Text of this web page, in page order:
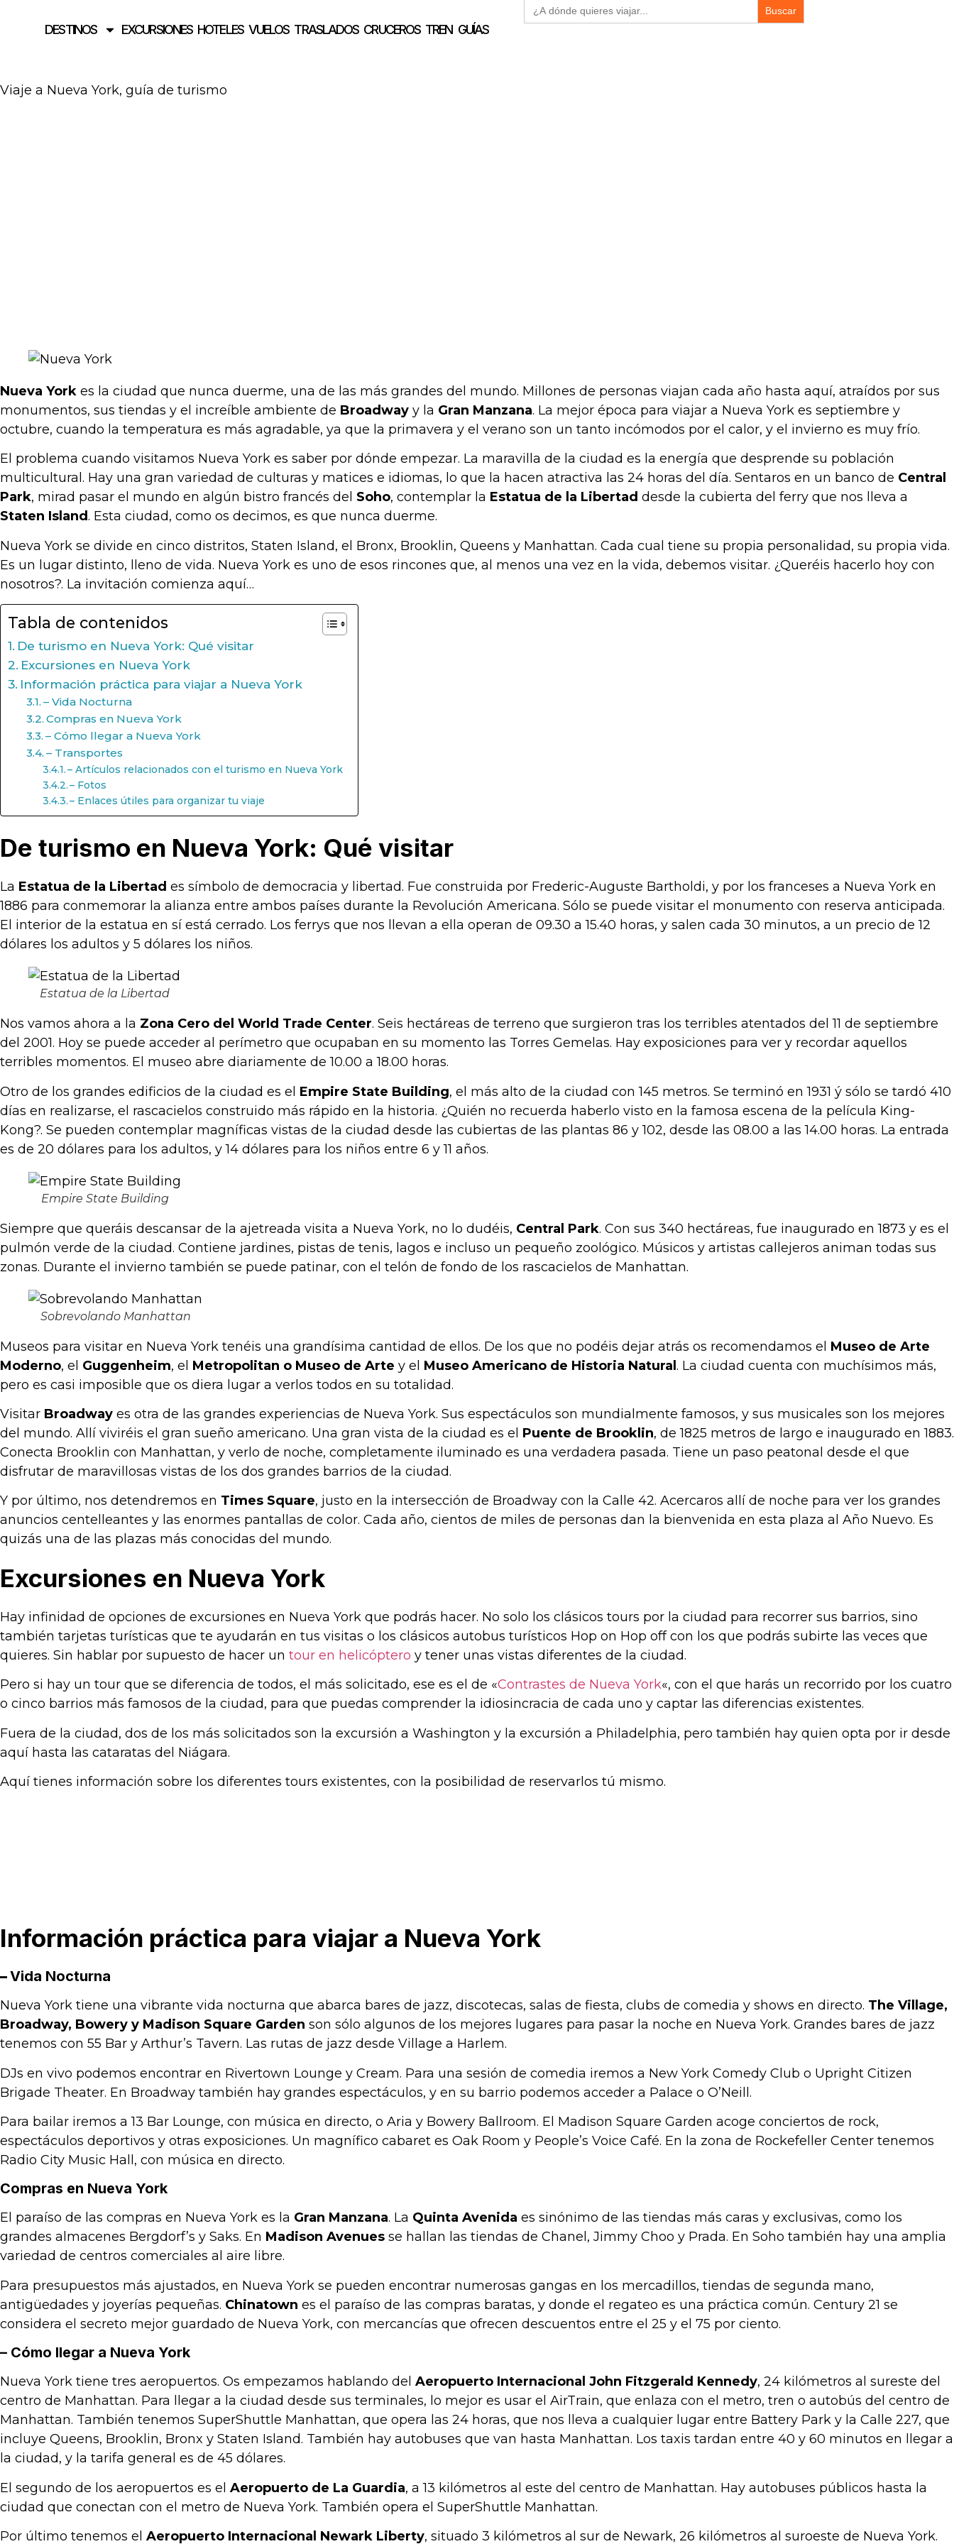
DESTINOS EXCURSIONES HOTELES VUELOS TRASLADOS CRUCEROS TREN GUÍAS
Buscar:
Viaje a Nueva York, guía de turismo
Nueva York es la ciudad que nunca duerme, una de las más grandes del mundo. Millones de personas viajan cada año hasta aquí, atraídos por sus
monumentos, sus tiendas y el increíble ambiente de Broadway y la Gran Manzana. La mejor época para viajar a Nueva York es septiembre y
octubre, cuando la temperatura es más agradable, ya que la primavera y el verano son un tanto incómodos por el calor, y el invierno es muy frío.
El problema cuando visitamos Nueva York es saber por dónde empezar. La maravilla de la ciudad es la energía que desprende su población
multicultural. Hay una gran variedad de culturas y matices e idiomas, lo que la hacen atractiva las 24 horas del día. Sentaros en un banco de Central
Park, mirad pasar el mundo en algún bistro francés del Soho, contemplar la Estatua de la Libertad desde la cubierta del ferry que nos lleva a
Staten Island. Esta ciudad, como os decimos, es que nunca duerme.
Nueva York se divide en cinco distritos, Staten Island, el Bronx, Brooklin, Queens y Manhattan. Cada cual tiene su propia personalidad, su propia vida.
Es un lugar distinto, lleno de vida. Nueva York es uno de esos rincones que, al menos una vez en la vida, debemos visitar. ¿Queréis hacerlo hoy con
nosotros?. La invitación comienza aquí…
Tabla de contenidos
De turismo en Nueva York: Qué visitar
Excursiones en Nueva York
Información práctica para viajar a Nueva York
– Vida Nocturna
Compras en Nueva York
– Cómo llegar a Nueva York
– Transportes
– Artículos relacionados con el turismo en Nueva York
– Fotos
– Enlaces útiles para organizar tu viaje
De turismo en Nueva York: Qué visitar
La Estatua de la Libertad es símbolo de democracia y libertad. Fue construida por Frederic-Auguste Bartholdi, y por los franceses a Nueva York en
1886 para conmemorar la alianza entre ambos países durante la Revolución Americana. Sólo se puede visitar el monumento con reserva anticipada.
El interior de la estatua en sí está cerrado. Los ferrys que nos llevan a ella operan de 09.30 a 15.40 horas, y salen cada 30 minutos, a un precio de 12
dólares los adultos y 5 dólares los niños.
Estatua de la Libertad
Nos vamos ahora a la Zona Cero del World Trade Center. Seis hectáreas de terreno que surgieron tras los terribles atentados del 11 de septiembre
del 2001. Hoy se puede acceder al perímetro que ocupaban en su momento las Torres Gemelas. Hay exposiciones para ver y recordar aquellos
terribles momentos. El museo abre diariamente de 10.00 a 18.00 horas.
Otro de los grandes edificios de la ciudad es el Empire State Building, el más alto de la ciudad con 145 metros. Se terminó en 1931 ý sólo se tardó 410
días en realizarse, el rascacielos construido más rápido en la historia. ¿Quién no recuerda haberlo visto en la famosa escena de la película King-
Kong?. Se pueden contemplar magníficas vistas de la ciudad desde las cubiertas de las plantas 86 y 102, desde las 08.00 a las 14.00 horas. La entrada
es de 20 dólares para los adultos, y 14 dólares para los niños entre 6 y 11 años.
Empire State Building
Siempre que queráis descansar de la ajetreada visita a Nueva York, no lo dudéis, Central Park. Con sus 340 hectáreas, fue inaugurado en 1873 y es el
pulmón verde de la ciudad. Contiene jardines, pistas de tenis, lagos e incluso un pequeño zoológico. Músicos y artistas callejeros animan todas sus
zonas. Durante el invierno también se puede patinar, con el telón de fondo de los rascacielos de Manhattan.
Sobrevolando Manhattan
Museos para visitar en Nueva York tenéis una grandísima cantidad de ellos. De los que no podéis dejar atrás os recomendamos el Museo de Arte
Moderno, el Guggenheim, el Metropolitan o Museo de Arte y el Museo Americano de Historia Natural. La ciudad cuenta con muchísimos más,
pero es casi imposible que os diera lugar a verlos todos en su totalidad.
Visitar Broadway es otra de las grandes experiencias de Nueva York. Sus espectáculos son mundialmente famosos, y sus musicales son los mejores
del mundo. Allí viviréis el gran sueño americano. Una gran vista de la ciudad es el Puente de Brooklin, de 1825 metros de largo e inaugurado en 1883.
Conecta Brooklin con Manhattan, y verlo de noche, completamente iluminado es una verdadera pasada. Tiene un paso peatonal desde el que
disfrutar de maravillosas vistas de los dos grandes barrios de la ciudad.
Y por último, nos detendremos en Times Square, justo en la intersección de Broadway con la Calle 42. Acercaros allí de noche para ver los grandes
anuncios centelleantes y las enormes pantallas de color. Cada año, cientos de miles de personas dan la bienvenida en esta plaza al Año Nuevo. Es
quizás una de las plazas más conocidas del mundo.
Excursiones en Nueva York
Hay infinidad de opciones de excursiones en Nueva York que podrás hacer. No solo los clásicos tours por la ciudad para recorrer sus barrios, sino
también tarjetas turísticas que te ayudarán en tus visitas o los clásicos autobus turísticos Hop on Hop off con los que podrás subirte las veces que
quieres. Sin hablar por supuesto de hacer un tour en helicóptero y tener unas vistas diferentes de la ciudad.
Pero si hay un tour que se diferencia de todos, el más solicitado, ese es el de «Contrastes de Nueva York«, con el que harás un recorrido por los cuatro
o cinco barrios más famosos de la ciudad, para que puedas comprender la idiosincracia de cada uno y captar las diferencias existentes.
Fuera de la ciudad, dos de los más solicitados son la excursión a Washington y la excursión a Philadelphia, pero también hay quien opta por ir desde
aquí hasta las cataratas del Niágara.
Aquí tienes información sobre los diferentes tours existentes, con la posibilidad de reservarlos tú mismo.
Información práctica para viajar a Nueva York
–Vida Nocturna
Nueva York tiene una vibrante vida nocturna que abarca bares de jazz, discotecas, salas de fiesta, clubs de comedia y shows en directo. The Village,
Broadway, Bowery y Madison Square Garden son sólo algunos de los mejores lugares para pasar la noche en Nueva York. Grandes bares de jazz
tenemos con 55 Bar y Arthur’s Tavern. Las rutas de jazz desde Village a Harlem.
DJs en vivo podemos encontrar en Rivertown Lounge y Cream. Para una sesión de comedia iremos a New York Comedy Club o Upright Citizen
Brigade Theater. En Broadway también hay grandes espectáculos, y en su barrio podemos acceder a Palace o O’Neill.
Para bailar iremos a 13 Bar Lounge, con música en directo, o Aria y Bowery Ballroom. El Madison Square Garden acoge conciertos de rock,
espectáculos deportivos y otras exposiciones. Un magnífico cabaret es Oak Room y People’s Voice Café. En la zona de Rockefeller Center tenemos
Radio City Music Hall, con música en directo.
Compras en Nueva York
El paraíso de las compras en Nueva York es la Gran Manzana. La Quinta Avenida es sinónimo de las tiendas más caras y exclusivas, como los
grandes almacenes Bergdorf’s y Saks. En Madison Avenues se hallan las tiendas de Chanel, Jimmy Choo y Prada. En Soho también hay una amplia
variedad de centros comerciales al aire libre.
Para presupuestos más ajustados, en Nueva York se pueden encontrar numerosas gangas en los mercadillos, tiendas de segunda mano,
antigüedades y joyerías pequeñas. Chinatown es el paraíso de las compras baratas, y donde el regateo es una práctica común. Century 21 se
considera el secreto mejor guardado de Nueva York, con mercancías que ofrecen descuentos entre el 25 y el 75 por ciento.
– Cómo llegar a Nueva York
Nueva York tiene tres aeropuertos. Os empezamos hablando del Aeropuerto Internacional John Fitzgerald Kennedy, 24 kilómetros al sureste del
centro de Manhattan. Para llegar a la ciudad desde sus terminales, lo mejor es usar el AirTrain, que enlaza con el metro, tren o autobús del centro de
Manhattan. También tenemos SuperShuttle Manhattan, que opera las 24 horas, que nos lleva a cualquier lugar entre Battery Park y la Calle 227, que
incluye Queens, Brooklin, Bronx y Staten Island. También hay autobuses que van hasta Manhattan. Los taxis tardan entre 40 y 60 minutos en llegar a
la ciudad, y la tarifa general es de 45 dólares.
El segundo de los aeropuertos es el Aeropuerto de La Guardia, a 13 kilómetros al este del centro de Manhattan. Hay autobuses públicos hasta la
ciudad que conectan con el metro de Nueva York. También opera el SuperShuttle Manhattan.
Por último tenemos el Aeropuerto Internacional Newark Liberty, situado 3 kilómetros al sur de Newark, 26 kilómetros al suroeste de Nueva York.